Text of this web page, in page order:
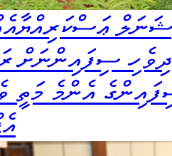
ސިފައިންނަށް
އެންމެ މަތީ